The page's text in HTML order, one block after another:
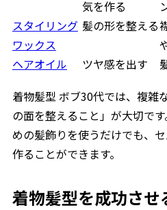
気を作る
スタイリング
ワックス
髪の形を整える
ヘアオイル
ツヤ感を出す
着物髪型 ボブ30代では、複雑
の面を整えること」が大切で
めの髪飾りを使うだけでも、
作ることができます。
着物髪型を成功さ